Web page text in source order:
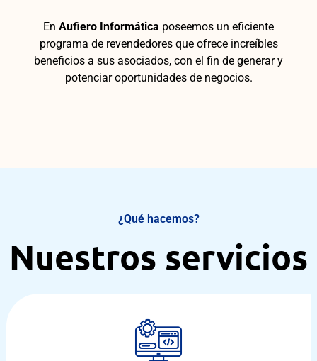
En Aufiero Informática poseemos un eficiente
programa de revendedores que ofrece increíbles
beneficios a sus asociados, con el fin de generar y
potenciar oportunidades de negocios.
¿Qué hacemos?
Nuestros servicios